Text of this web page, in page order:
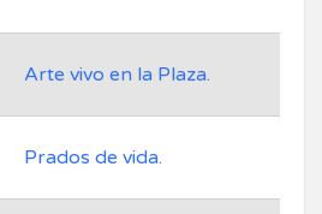
Arte vivo en la Plaza.
Prados de vida.